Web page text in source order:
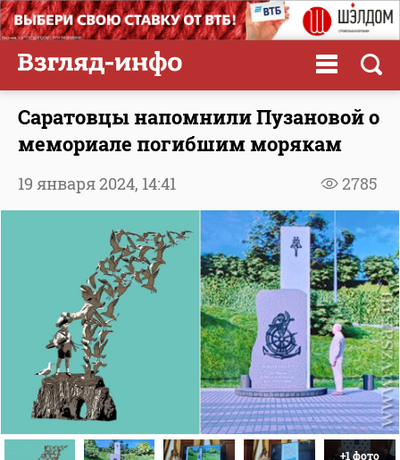
Саратовцы напомнили Пузановой о
мемориале погибшим морякам
2785
19 января 2024, 14:41
+1 фото